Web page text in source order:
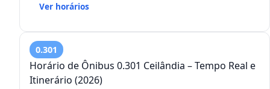
Ver horários
0.301
Horário de Ônibus 0.301 Ceilândia – Tempo Real e
Itinerário (2026)